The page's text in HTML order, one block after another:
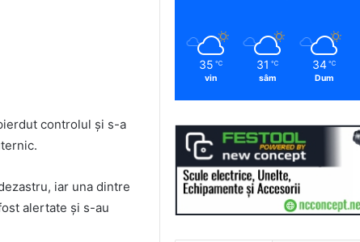
controlul și s-a
iar una dintre
alertate și s-au
35 ℃
vin
31 ℃
sâm
34 ℃
Dum